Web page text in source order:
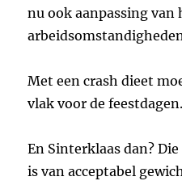
nu ook aanpassing van
Met een crash dieet
vlak voor de feestdagen.
En Sinterklaas dan?
is van acceptabel